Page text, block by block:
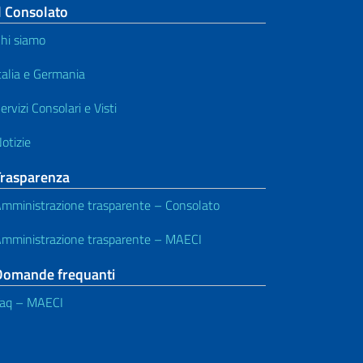
Consolato
siamo
e Germania
Consolari e Visti
trasparente – Consolato
trasparente – MAECI
frequanti
– MAECI